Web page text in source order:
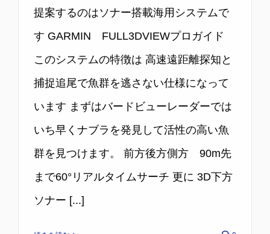
提案するのはソナー搭載海用システムで
す GARMIN FULL3DVIEWプロガイド
このシステムの特徴は 高速遠距離探知と
捕捉追尾で魚群を逃さない仕様になって
います まずはバードビューレーダーでは
いち早くナブラを発見して活性の高い魚
群を見つけます。 前方後方側方 90m先
まで60°リアルタイムサーチ 更に 3D下方
ソナー [...]